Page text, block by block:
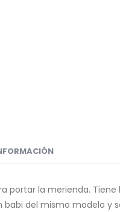
portar la merienda.
del mismo modelo y